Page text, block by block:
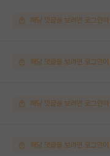
해당 댓글을 보려면 로그인
해당 댓글을 보려면 로그인
해당 댓글을 보려면 로그인
해당 댓글을 보려면 로그인